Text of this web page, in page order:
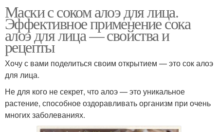
Маски с соком алоэ для лица.
Эффективное применение сока
алоэ для лица — свойства и
рецепты
Хочу с вами поделиться своим открытием — это сок алоэ
для лица.
Не для кого не секрет, что алоэ — это уникальное
растение, способное оздоравливать организм при очень
многих заболеваниях.